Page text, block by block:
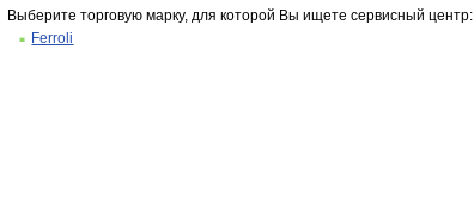
Выберите торговую марку, для которой Вы ищете сервисный центр:
Ferroli